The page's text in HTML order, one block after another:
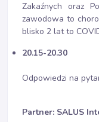
Zakaźnych oraz
zawodowa to
blisko 2 lat to
20.15-20.30
Odpowiedzi na
Partner: SALUS